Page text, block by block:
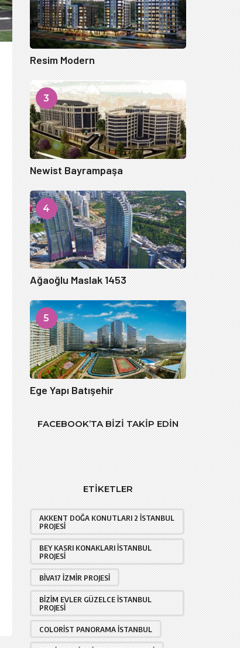
Resim Modern
3
Newist Bayrampaşa
4
Ağaoğlu Maslak 1453
5
Ege Yapı Batışehir
FACEBOOK’TA BIZI TAKIP EDIN
ETIKETLER
AKKENT DOĞA KONUTLARI 2 İSTANBUL
PROJESI
BEY KASRI KONAKLARI İSTANBUL
PROJESI
BIVA17 İZMIR PROJESI
BIZIM EVLER GÜZELCE İSTANBUL
PROJESI
COLORIST PANORAMA İSTANBUL